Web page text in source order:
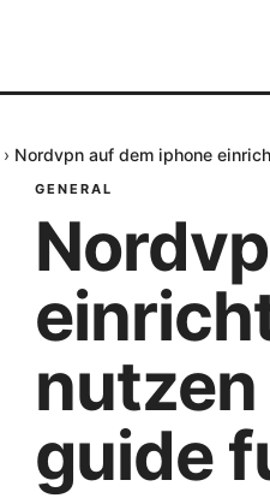
› Nordvpn auf dem iphone
GENERAL
guide